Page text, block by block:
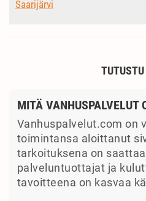
Saarijärvi
MITÄ VANHUSPALVELUT
Vanhuspalvelut.com on
toimintansa aloittanut
tarkoituksena on
palveluntuottajat ja
tavoitteena on kasvaa